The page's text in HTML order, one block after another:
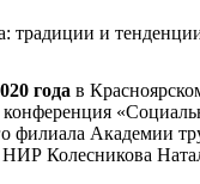
традиции и
года в
конференция
филиала Академии
НИР Колесникова